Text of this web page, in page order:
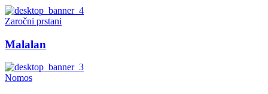
Zaročni prstani
Malalan
Nomos